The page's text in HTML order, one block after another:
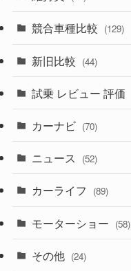
(328)
(230)
(253)
(85)
(84)
(14)
(222)
(50)
(43)
(6)
(9)
(58)
(28)
(27)
(26)
(3)
(3)
(5)
(1)
競合車種比較 (129)
新旧比較 (44)
試乗 レビュー 評価
カーナビ (70)
ニュース (52)
カーライフ (89)
モーターショー (58)
その他 (24)